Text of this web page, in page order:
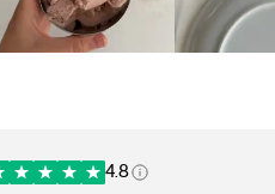
4.8